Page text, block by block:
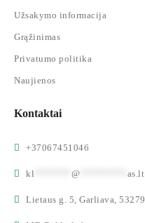
Užsakymo informacija
Grąžinimas
Privatumo politika
Naujienos
Kontaktai
+37067451046
kl @ as.lt
Lietaus g. 5, Garliava, 53279